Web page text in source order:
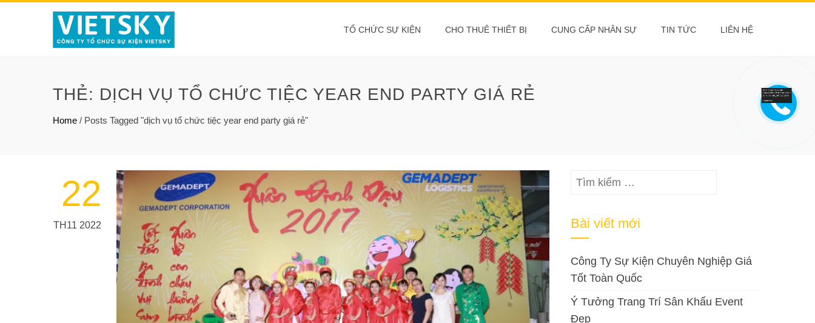
TỔ CHỨC SỰ KIỆN CHO THUÊ THIẾT BỊ CUNG CẤP NHÂN SỰ TIN TỨC LIÊN HỆ
THẺ: DỊCH VỤ TỔ CHỨC TIỆC YEAR END PARTY GIÁ RẺ
Home / Posts Tagged "dịch vụ tổ chức tiệc year end party giá rẻ"
22
TH11 2022
Tìm
Bài viết mới
Công Ty Sự Kiện Chuyên Nghiệp Giá
Tốt Toàn Quốc
Ý Tưởng Trang Trí Sân Khấu Event
Đẹp